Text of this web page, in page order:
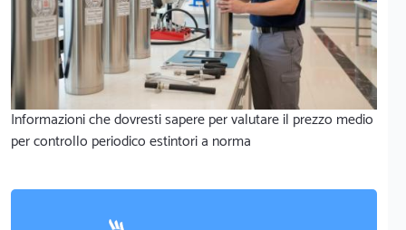
Informazioni che dovresti sapere per valutare il prezzo medio
per controllo periodico estintori a norma